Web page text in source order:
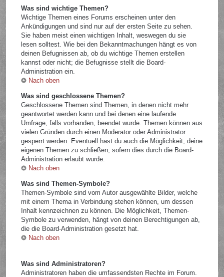
Was sind wichtige Themen?
Wichtige Themen eines Forums erscheinen unter den
Ankündigungen und sind nur auf der ersten Seite zu sehen.
Sie haben meist einen wichtigen Inhalt, weswegen du sie
lesen solltest. Wie bei den Bekanntmachungen hängt es von
deinen Befugnissen ab, ob du wichtige Themen erstellen
kannst oder nicht; die Befugnisse stellt die Board-
Administration ein.
Nach oben
Was sind geschlossene Themen?
Geschlossene Themen sind Themen, in denen nicht mehr
geantwortet werden kann und bei denen eine laufende
Umfrage, falls vorhanden, beendet wurde. Themen können aus
vielen Gründen durch einen Moderator oder Administrator
gesperrt werden. Eventuell hast du auch die Möglichkeit, deine
eigenen Themen zu schließen, sofern dies durch die Board-
Administration erlaubt wurde.
Nach oben
Was sind Themen-Symbole?
Themen-Symbole sind vom Autor ausgewählte Bilder, welche
mit einem Thema in Verbindung stehen können, um dessen
Inhalt kennzeichnen zu können. Die Möglichkeit, Themen-
Symbole zu verwenden, hängt von deinen Berechtigungen ab,
die die Board-Administration gesetzt hat.
Nach oben
Was sind Administratoren?
Administratoren haben die umfassendsten Rechte im Forum.